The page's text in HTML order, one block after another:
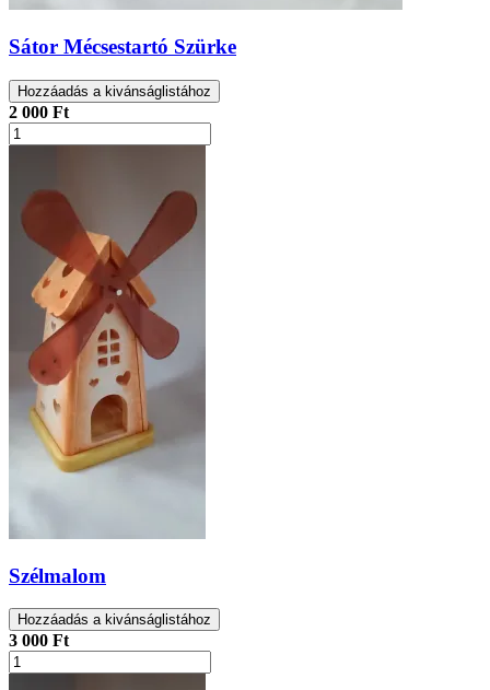
Sátor Mécsestartó Szürke
Hozzáadás a kivánságlistához
2 000 Ft
Szélmalom
Hozzáadás a kivánságlistához
3 000 Ft